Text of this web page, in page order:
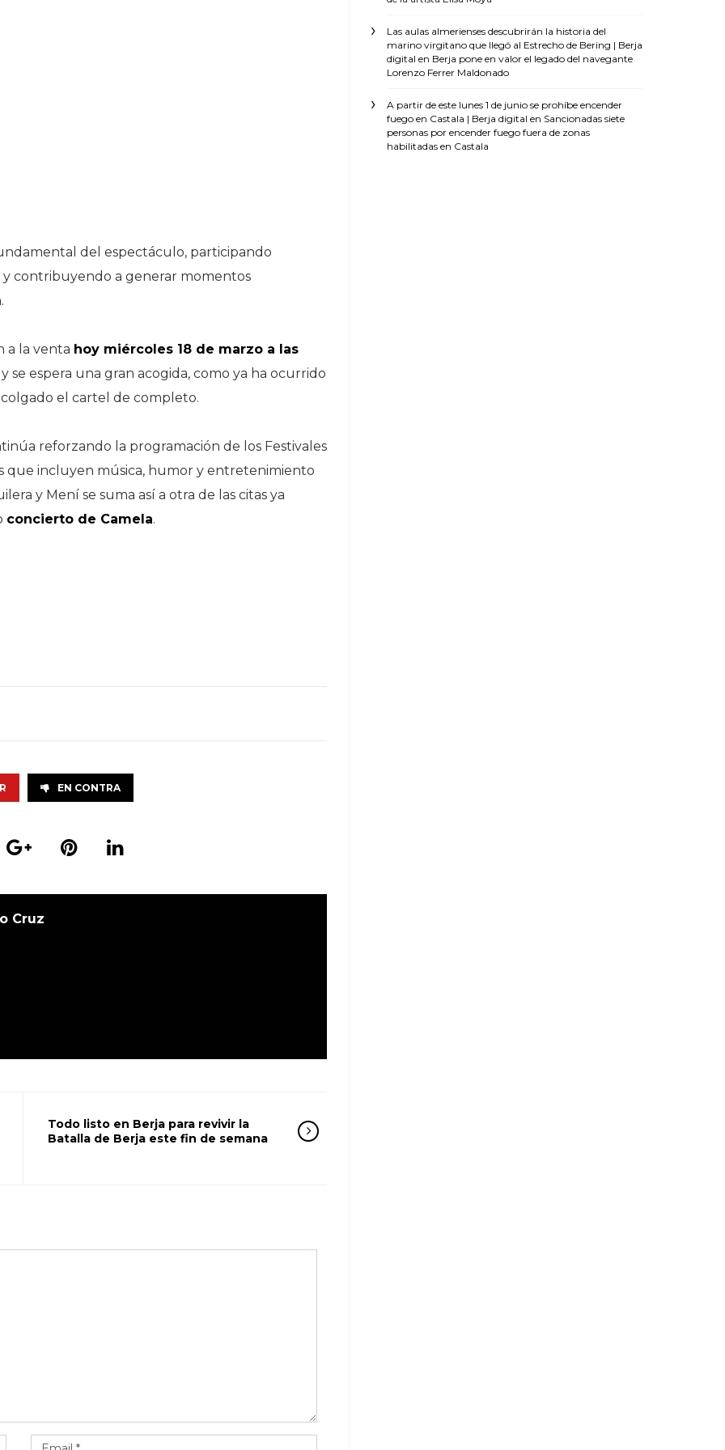
del espectáculo, participando
y contribuyendo a generar momentos
a la venta hoy miércoles 18 de marzo a las
y se espera una gran acogida, como ya ha ocurrido
el cartel de completo.
reforzando la programación de los Festivales
que incluyen música, humor y entretenimiento
y Mení se suma así a otra de las citas ya
concierto de Camela.
EN CONTRA
Cruz
Todo listo en Berja para revivir la
Batalla de Berja este fin de semana
Las aulas almerienses descubrirán la historia del
marino virgitano que llegó al Estrecho de Bering | Berja
digital en Berja pone en valor el legado del navegante
Lorenzo Ferrer Maldonado
A partir de este lunes 1 de junio se prohíbe encender
fuego en Castala | Berja digital en Sancionadas siete
personas por encender fuego fuera de zonas
habilitadas en Castala